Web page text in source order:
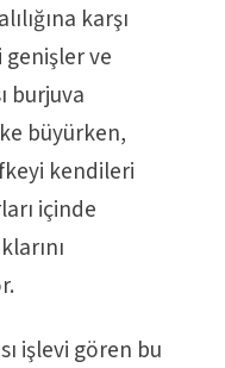
karşı
ve
burjuva
büyürken,
kendileri
içinde
işlevi gören bu